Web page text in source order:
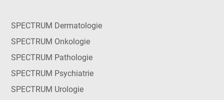
SPECTRUM Dermatologie
SPECTRUM Onkologie
SPECTRUM Pathologie
SPECTRUM Psychiatrie
SPECTRUM Urologie